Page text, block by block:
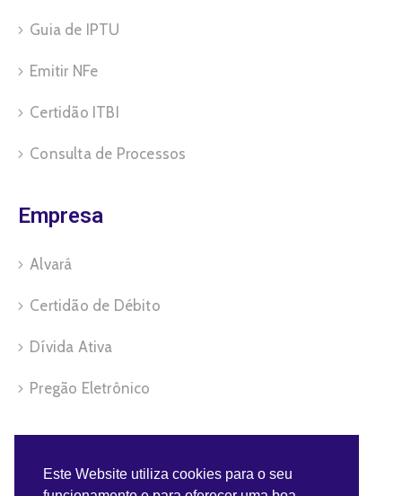
Guia de IPTU
Emitir NFe
Certidão ITBI
Consulta de Processos
Empresa
Alvará
Certidão de Débito
Dívida Ativa
Pregão Eletrônico
Este Website utiliza cookies para o seu